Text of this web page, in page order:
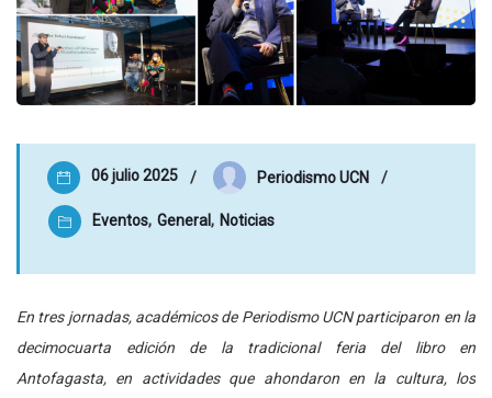
06 julio 2025 Periodismo UCN
Eventos, General, Noticias
En tres jornadas, académicos de Periodismo UCN participaron en la
decimocuarta edición de la tradicional feria del libro en
Antofagasta, en actividades que ahondaron en la cultura, los